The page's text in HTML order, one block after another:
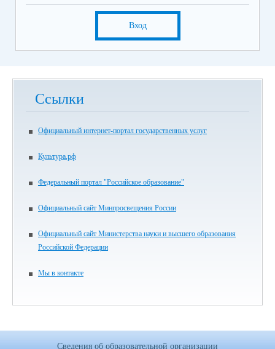
Вход
Ссылки
Официальный интернет-портал государственных услуг
Культура.рф
Федеральный портал "Российское образование"
Официальный сайт Минпросвещения России
Официальный сайт Министерства науки и высшего образования
Российской Федерации
Мы в контакте
Сведения об образовательной организации